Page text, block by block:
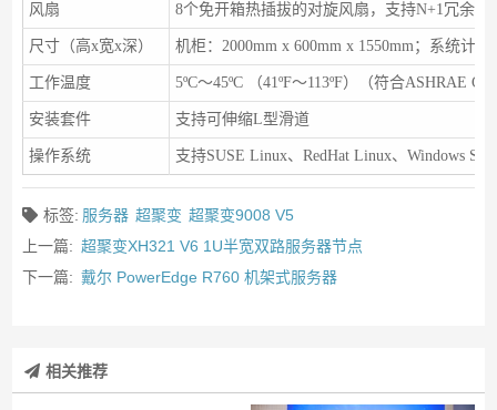
风扇 8个免开箱热插拔的对旋风扇，支持N+1冗余
尺寸（高x宽x深） 机柜：2000mm x 600mm x 1550mm；系统计
工作温度 5ºC～45ºC （41ºF～113ºF）（符合ASHRAE
安装套件 支持可伸缩L型滑道
操作系统 支持SUSE Linux、RedHat Linux、Windows
标签: 服务器 超聚变 超聚变9008 V5
上一篇: 超聚变XH321 V6 1U半宽双路服务器节点
下一篇: 戴尔 PowerEdge R760 机架式服务器
相关推荐